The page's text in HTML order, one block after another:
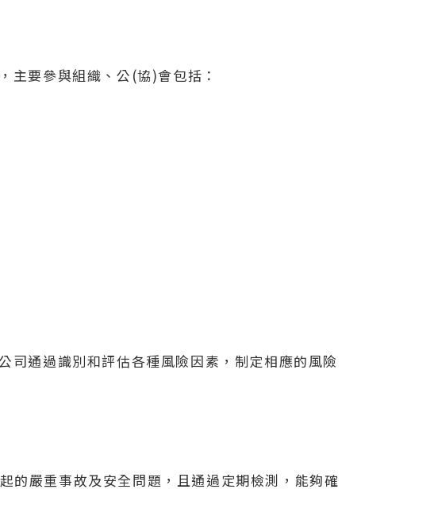
主要參與組織、公(協)會包括：
司通過識別和評估各種風險因素，制定相應的風險
的嚴重事故及安全問題，且通過定期檢測，能夠確